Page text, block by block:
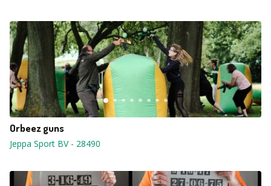
Orbeez guns
Jeppa Sport BV- 28490